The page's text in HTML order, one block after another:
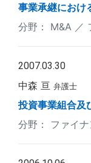
事業承継におけ
M&A
2007.03.30
中森 亘 弁護士
投資事業組合及
ファイナ